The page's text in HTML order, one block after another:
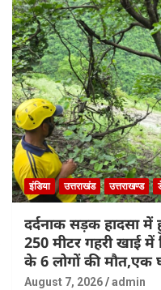
इंडिया उत्तराखंड उत्तराखण्ड
दर्दनाक सड़क हादसा में
250 मीटर गहरी खाई में
के 6 लोगों की मौत,एक
August 7, 2026 admin